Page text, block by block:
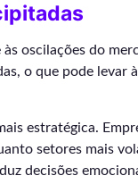
oscilações do
o que pode levar
estratégica.
setores mais
decisões